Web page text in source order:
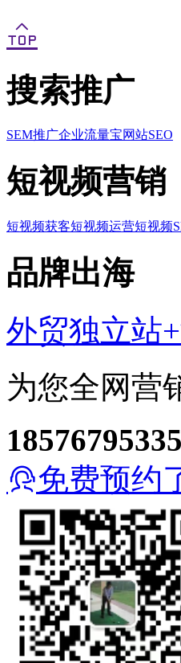
搜索推广
SEM推广企业流量宝网站SEO
短视频营销
短视频获客短视频运营短视频
品牌出海
外贸独立站
为您全网营
18576795335
免费预约